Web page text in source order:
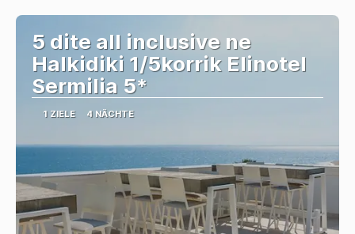
5 dite all inclusive ne
Halkidiki 1/5korrik Elinotel
Sermilia 5*
1 ZIELE 4 NÄCHTE